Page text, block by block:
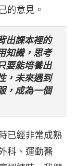
的意見。
出課本裡的
知識，思考
要能培養出
，未來遇到
，成為一個
已經非常成熟
科、運動醫